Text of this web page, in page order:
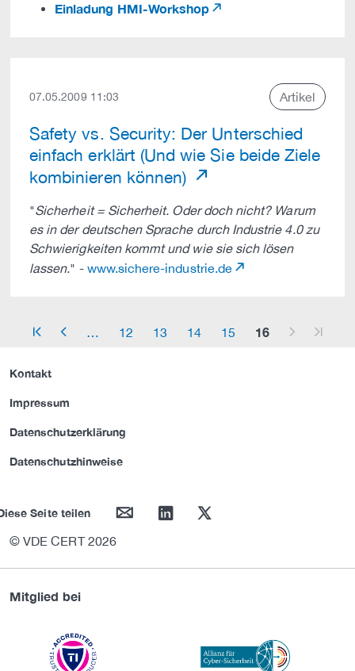
Einladung HMI-Workshop
07.05.2009 11:03 Artikel
Safety vs. Security: Der Unterschied
einfach erklärt (Und wie Sie beide Ziele
kombinieren können)
"Sicherheit = Sicherheit. Oder doch nicht? Warum
es in der deutschen Sprache durch Industrie 4.0 zu
Schwierigkeiten kommt und wie sie sich lösen
lassen." - www.sichere-industrie.de
arrow_start arrow_left 12 13 14 15 16 arrow_right arrow_end
Kontakt
Impressum
Datenschutzerklärung
Datenschutzhinweise
Seite teilen mail linkedin twitter
© VDE CERT 2026
Mitglied bei